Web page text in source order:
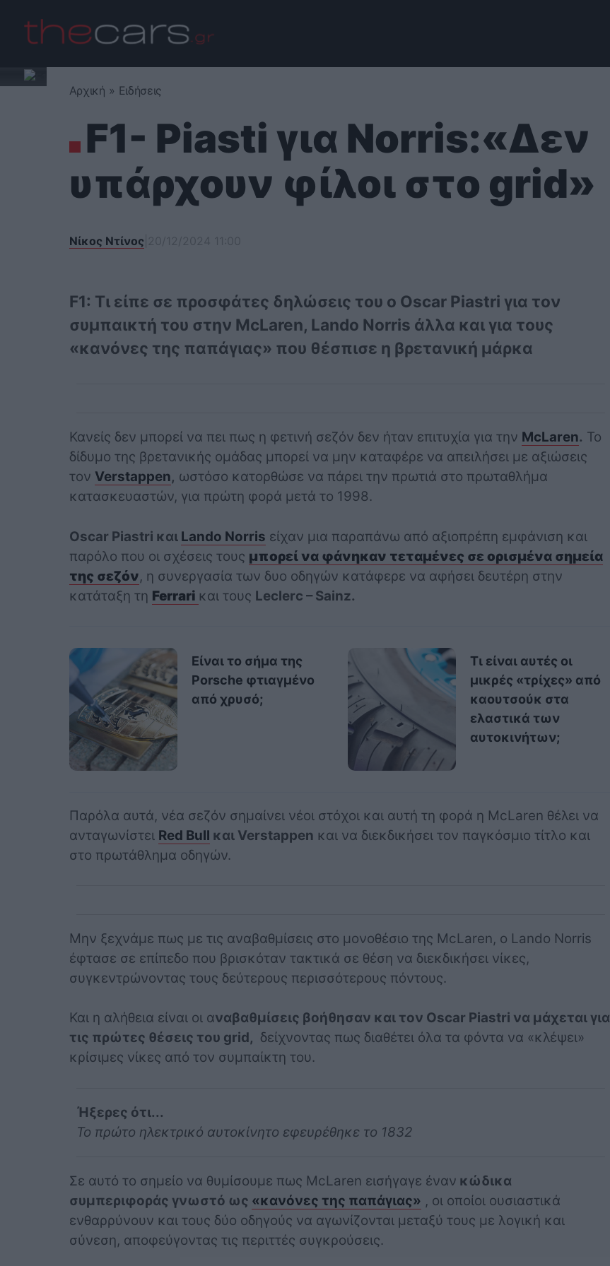
content
Αρχική » Ειδήσεις
F1- Piasti για Norris:«Δεν
υπάρχουν φίλοι στο grid»
Νίκος Ντίνος
F1: Τι είπε σε προσφάτες δηλώσεις του ο Oscar Piastri για τον
συμπαικτή του στην McLaren, Lando Norris άλλα και για τους
«κανόνες της παπάγιας» που θέσπισε η βρετανική μάρκα
Κανείς δεν μπορεί να πει πως η φετινή σεζόν δεν ήταν επιτυχία για την McLaren. Το
δίδυμο της βρετανικής ομάδας μπορεί να μην καταφέρε να απειλήσει με αξιώσεις
τον Verstappen, ωστόσο κατορθώσε να πάρει την πρωτιά στο πρωταθλήμα
κατασκευαστών, για πρώτη φορά μετά το 1998.
Oscar Piastri και Lando Norris είχαν μια παραπάνω από αξιοπρέπη εμφάνιση και
παρόλο που οι σχέσεις τους μπορεί να φάνηκαν τεταμένες σε ορισμένα σημεία
της σεζόν, η συνεργασία των δυο οδηγών κατάφερε να αφήσει δευτέρη στην
κατάταξη τη Ferrari και τους Leclerc – Sainz.
Είναι το σήμα της
Porsche φτιαγμένο
από χρυσό;
Τι είναι αυτές οι
μικρές «τρίχες» από
καουτσούκ στα
ελαστικά των
αυτοκινήτων;
Παρόλα αυτά, νέα σεζόν σημαίνει νέοι στόχοι και αυτή τη φορά η McLaren θέλει να
ανταγωνίστει Red Bull και Verstappen και να διεκδικήσει τον παγκόσμιο τίτλο και
στο πρωτάθλημα οδηγών.
Μην ξεχνάμε πως με τις αναβαθμίσεις στο μονοθέσιο της McLaren, ο Lando Norris
έφτασε σε επίπεδο που βρισκόταν τακτικά σε θέση να διεκδικήσει νίκες,
συγκεντρώνοντας τους δεύτερους περισσότερους πόντους.
Και η αλήθεια είναι οι αναβαθμίσεις βοήθησαν και τον Oscar Piastri να μάχεται για
τις πρώτες θέσεις του grid, δείχνοντας πως διαθέτει όλα τα φόντα να «κλέψει»
κρίσιμες νίκες από τον συμπαίκτη του.
Ήξερες ότι...
Το πρώτο ηλεκτρικό αυτοκίνητο εφευρέθηκε το 1832
Σε αυτό το σημείο να θυμίσουμε πως McLaren εισήγαγε έναν κώδικα
συμπεριφοράς γνωστό ως «κανόνες της παπάγιας» , οι οποίοι ουσιαστικά
ενθαρρύνουν και τους δύο οδηγούς να αγωνίζονται μεταξύ τους με λογική και
σύνεση, αποφεύγοντας τις περιττές συγκρούσεις.